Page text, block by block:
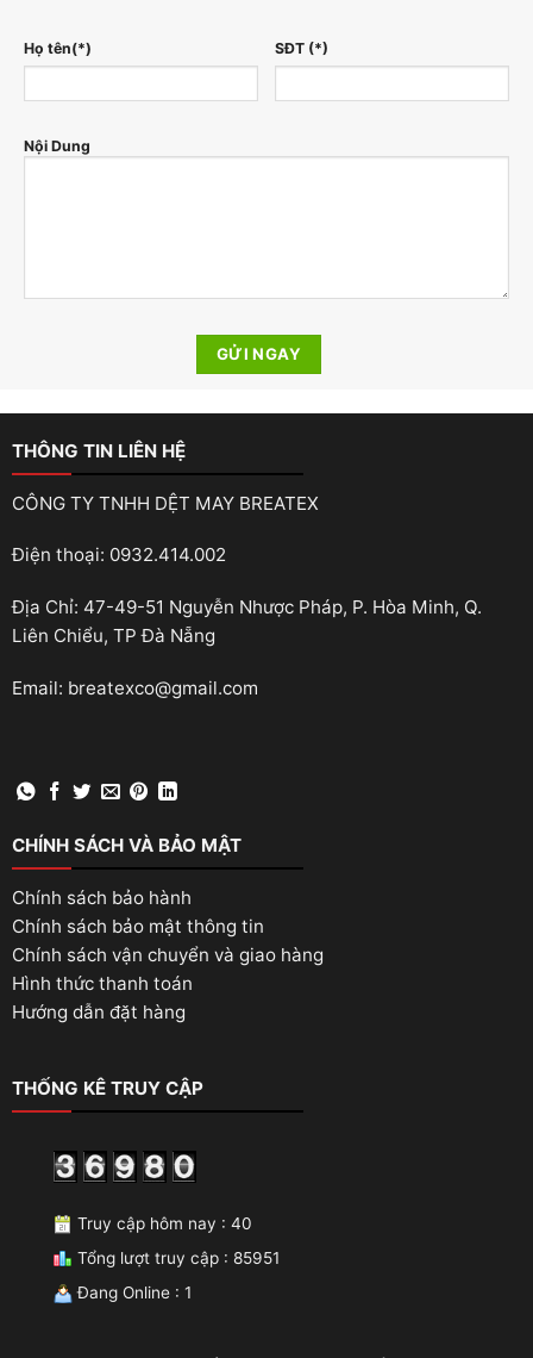
Họ tên(*) SĐT (*)
Nội Dung
THÔNG TIN LIÊN HỆ
CÔNG TY TNHH DỆT MAY BREATEX
Điện thoại: 0932.414.002
Địa Chỉ: 47-49-51 Nguyễn Nhược Pháp, P. Hòa Minh, Q.
Liên Chiểu, TP Đà Nẵng
Email: breatexco@gmail.com
CHÍNH SÁCH VÀ BẢO MẬT
Chính sách bảo hành
Chính sách bảo mật thông tin
Chính sách vận chuyển và giao hàng
Hình thức thanh toán
Hướng dẫn đặt hàng
THỐNG KÊ TRUY CẬP
Truy cập hôm nay : 40
Tổng lượt truy cập : 85951
Đang Online : 1